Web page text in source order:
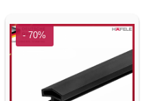
- 70%